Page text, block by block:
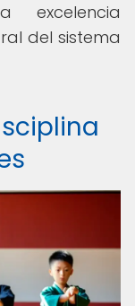
excelencia
del sistema